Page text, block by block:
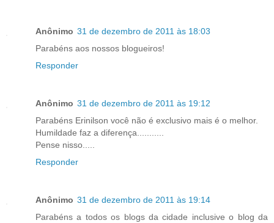
Anônimo 31 de dezembro de 2011 às 18:03
Parabéns aos nossos blogueiros!
Responder
Anônimo 31 de dezembro de 2011 às 19:12
Parabéns Erinilson você não é exclusivo mais é o melhor.
Humildade faz a diferença...........
Pense nisso.....
Responder
Anônimo 31 de dezembro de 2011 às 19:14
Parabéns a todos os blogs da cidade inclusive o blog da